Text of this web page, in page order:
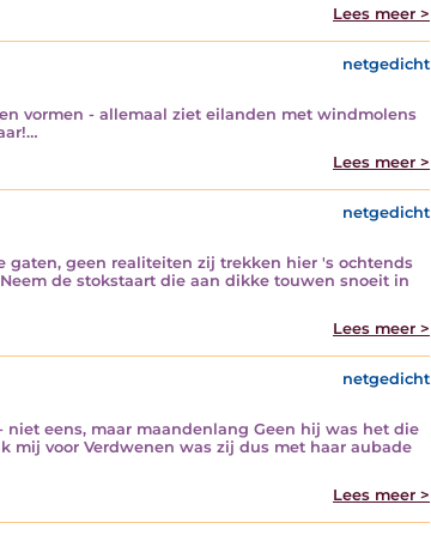
Lees meer >
netgedicht
vormen - allemaal ziet eilanden met windmolens
Lees meer >
netgedicht
geen realiteiten zij trekken hier 's ochtends
de stokstaart die aan dikke touwen snoeit in
Lees meer >
netgedicht
eens, maar maandenlang Geen hij was het die
mij voor Verdwenen was zij dus met haar aubade
Lees meer >